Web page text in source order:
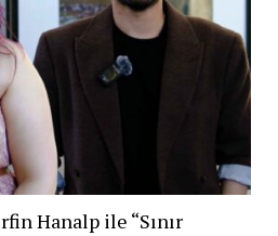
Hanalp ile “Sınır